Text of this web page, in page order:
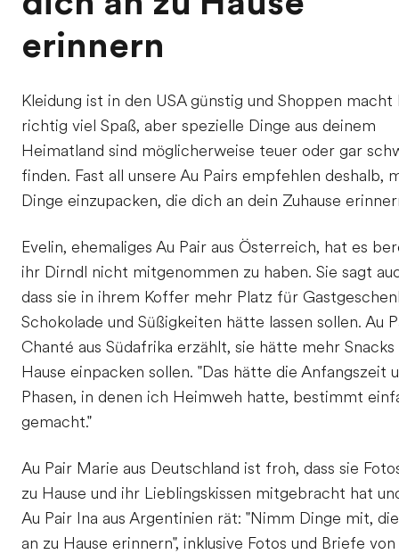
erinnern
Kleidung ist in den USA günstig und Shoppen macht
richtig viel Spaß, aber spezielle Dinge aus deinem
Heimatland sind möglicherweise teuer oder gar
finden. Fast all unsere Au Pairs empfehlen deshalb,
Dinge einzupacken, die dich an dein Zuhause
Evelin, ehemaliges Au Pair aus Österreich, hat es
ihr Dirndl nicht mitgenommen zu haben. Sie sagt
dass sie in ihrem Koffer mehr Platz für
Schokolade und Süßigkeiten hätte lassen sollen. Au
Chanté aus Südafrika erzählt, sie hätte mehr Snacks
Hause einpacken sollen. "Das hätte die Anfangszeit
Phasen, in denen ich Heimweh hatte, bestimmt
gemacht."
Au Pair Marie aus Deutschland ist froh, dass sie
zu Hause und ihr Lieblingskissen mitgebracht hat
Au Pair Ina aus Argentinien rät: "Nimm Dinge mit,
an zu Hause erinnern", inklusive Fotos und Briefe von